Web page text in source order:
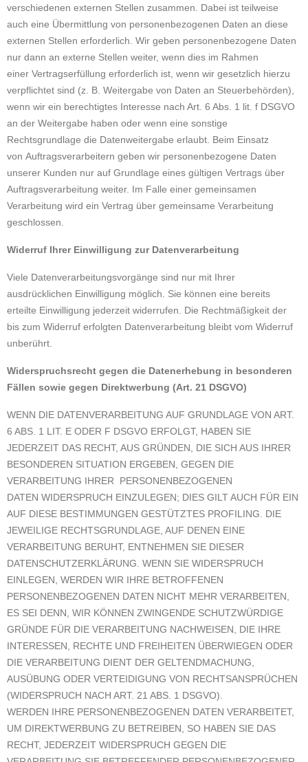
verschiedenen externen Stellen zusammen. Dabei ist teilweise
auch eine Übermittlung von personenbezogenen Daten an diese
externen Stellen erforderlich. Wir geben personenbezogene Daten
nur dann an externe Stellen weiter, wenn dies im Rahmen
einer Vertragserfüllung erforderlich ist, wenn wir gesetzlich hierzu
verpflichtet sind (z. B. Weitergabe von Daten an Steuerbehörden),
wenn wir ein berechtigtes Interesse nach Art. 6 Abs. 1 lit. f DSGVO
an der Weitergabe haben oder wenn eine sonstige
Rechtsgrundlage die Datenweitergabe erlaubt. Beim Einsatz
von Auftragsverarbeitern geben wir personenbezogene Daten
unserer Kunden nur auf Grundlage eines gültigen Vertrags über
Auftragsverarbeitung weiter. Im Falle einer gemeinsamen
Verarbeitung wird ein Vertrag über gemeinsame Verarbeitung
geschlossen.
Widerruf Ihrer Einwilligung zur Datenverarbeitung
Viele Datenverarbeitungsvorgänge sind nur mit Ihrer
ausdrücklichen Einwilligung möglich. Sie können eine bereits
erteilte Einwilligung jederzeit widerrufen. Die Rechtmäßigkeit der
bis zum Widerruf erfolgten Datenverarbeitung bleibt vom Widerruf
unberührt.
Widerspruchsrecht gegen die Datenerhebung in besonderen
Fällen sowie gegen Direktwerbung (Art. 21 DSGVO)
WENN DIE DATENVERARBEITUNG AUF GRUNDLAGE VON ART.
6 ABS. 1 LIT. E ODER F DSGVO ERFOLGT, HABEN SIE
JEDERZEIT DAS RECHT, AUS GRÜNDEN, DIE SICH AUS IHRER
BESONDEREN SITUATION ERGEBEN, GEGEN DIE
VERARBEITUNG IHRER PERSONENBEZOGENEN
DATEN WIDERSPRUCH EINZULEGEN; DIES GILT AUCH FÜR EIN
AUF DIESE BESTIMMUNGEN GESTÜTZTES PROFILING. DIE
JEWEILIGE RECHTSGRUNDLAGE, AUF DENEN EINE
VERARBEITUNG BERUHT, ENTNEHMEN SIE DIESER
DATENSCHUTZERKLÄRUNG. WENN SIE WIDERSPRUCH
EINLEGEN, WERDEN WIR IHRE BETROFFENEN
PERSONENBEZOGENEN DATEN NICHT MEHR VERARBEITEN,
ES SEI DENN, WIR KÖNNEN ZWINGENDE SCHUTZWÜRDIGE
GRÜNDE FÜR DIE VERARBEITUNG NACHWEISEN, DIE IHRE
INTERESSEN, RECHTE UND FREIHEITEN ÜBERWIEGEN ODER
DIE VERARBEITUNG DIENT DER GELTENDMACHUNG,
AUSÜBUNG ODER VERTEIDIGUNG VON RECHTSANSPRÜCHEN
(WIDERSPRUCH NACH ART. 21 ABS. 1 DSGVO).
WERDEN IHRE PERSONENBEZOGENEN DATEN VERARBEITET,
UM DIREKTWERBUNG ZU BETREIBEN, SO HABEN SIE DAS
RECHT, JEDERZEIT WIDERSPRUCH GEGEN DIE